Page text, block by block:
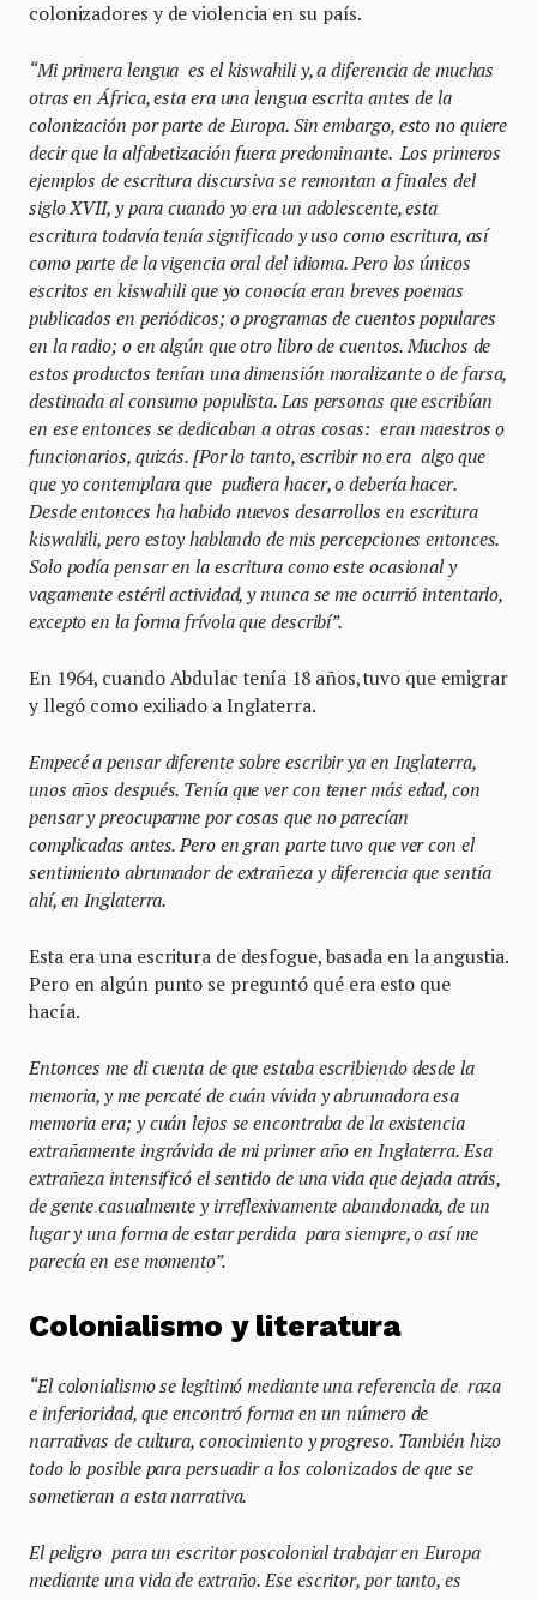
colonizadores y de violencia en su país.
“Mi primera lengua es el kiswahili y, a diferencia de muchas
otras en África, esta era una lengua escrita antes de la
colonización por parte de Europa. Sin embargo, esto no quiere
decir que la alfabetización fuera predominante. Los primeros
ejemplos de escritura discursiva se remontan a finales del
siglo XVII, y para cuando yo era un adolescente, esta
escritura todavía tenía significado y uso como escritura, así
como parte de la vigencia oral del idioma. Pero los únicos
escritos en kiswahili que yo conocía eran breves poemas
publicados en periódicos; o programas de cuentos populares
en la radio; o en algún que otro libro de cuentos. Muchos de
estos productos tenían una dimensión moralizante o de farsa,
destinada al consumo populista. Las personas que escribían
en ese entonces se dedicaban a otras cosas: eran maestros o
funcionarios, quizás. [Por lo tanto, escribir no era algo que
que yo contemplara que pudiera hacer, o debería hacer.
Desde entonces ha habido nuevos desarrollos en escritura
kiswahili, pero estoy hablando de mis percepciones entonces.
Solo podía pensar en la escritura como este ocasional y
vagamente estéril actividad, y nunca se me ocurrió intentarlo,
excepto en la forma frívola que describí”.
En 1964, cuando Abdulac tenía 18 años, tuvo que emigrar
y llegó como exiliado a Inglaterra.
Empecé a pensar diferente sobre escribir ya en Inglaterra,
unos años después. Tenía que ver con tener más edad, con
pensar y preocuparme por cosas que no parecían
complicadas antes. Pero en gran parte tuvo que ver con el
sentimiento abrumador de extrañeza y diferencia que sentía
ahí, en Inglaterra.
Esta era una escritura de desfogue, basada en la angustia.
Pero en algún punto se preguntó qué era esto que
hacía.
Entonces me di cuenta de que estaba escribiendo desde la
memoria, y me percaté de cuán vívida y abrumadora esa
memoria era; y cuán lejos se encontraba de la existencia
extrañamente ingrávida de mi primer año en Inglaterra. Esa
extrañeza intensificó el sentido de una vida que dejada atrás,
de gente casualmente y irreflexivamente abandonada, de un
lugar y una forma de estar perdida para siempre, o así me
parecía en ese momento”.
Colonialismo y literatura
“El colonialismo se legitimó mediante una referencia de raza
e inferioridad, que encontró forma en un número de
narrativas de cultura, conocimiento y progreso. También hizo
todo lo posible para persuadir a los colonizados de que se
sometieran a esta narrativa.
El peligro para un escritor poscolonial trabajar en Europa
mediante una vida de extraño. Ese escritor, por tanto, es